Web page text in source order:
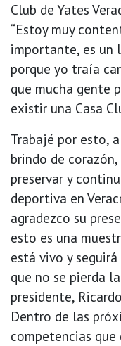
Club de Yates
“Estoy muy
importante, es un
porque yo traía
que mucha gente
existir una Casa
Trabajé por esto,
brindo de
preservar y
deportiva en
agradezco su
esto es una
está vivo y
que no se pierda
presidente,
Dentro de las
competencias